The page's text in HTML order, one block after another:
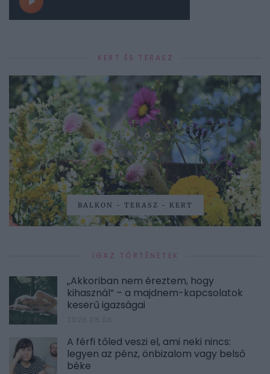
KERT ÉS TERASZ
BALKON - TERASZ - KERT
IGAZ TÖRTÉNETEK
„Akkoriban nem éreztem, hogy
kihasznál” – a majdnem-kapcsolatok
keserű igazságai
A férfi tőled veszi el, ami neki nincs:
legyen az pénz, önbizalom vagy belső
béke